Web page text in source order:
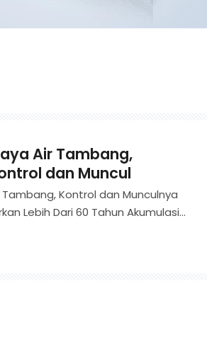
Air Tambang,
dan Muncul
Kontrol dan Munculnya
Lebih Dari 60 Tahun Akumulasi
Komprehensif Tambang, Deteksi